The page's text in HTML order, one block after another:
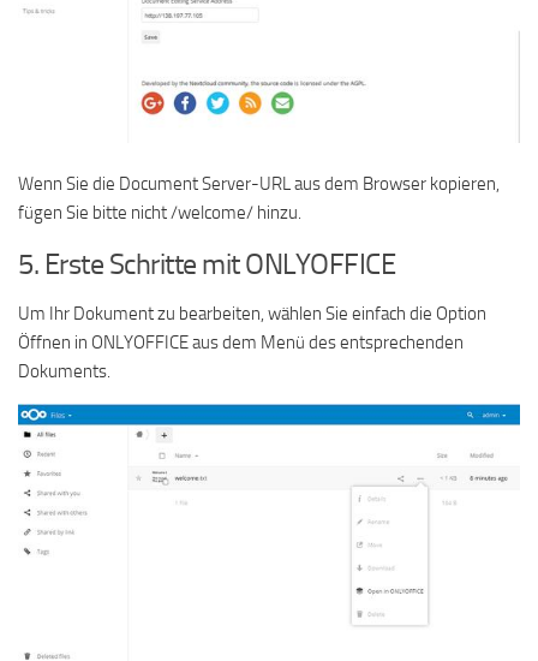
Wenn Sie die Document Server-URL aus dem Browser kopieren,
fügen Sie bitte nicht /welcome/ hinzu.
5. Erste Schritte mit ONLYOFFICE
Um Ihr Dokument zu bearbeiten, wählen Sie einfach die Option
Öffnen in ONLYOFFICE aus dem Menü des entsprechenden
Dokuments.